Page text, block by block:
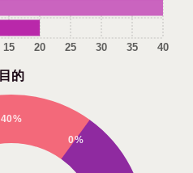
15 20 25 30 35 40
目的
40%
0%